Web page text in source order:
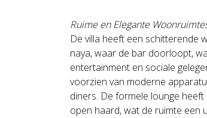
Ruime en Elegante
De villa heeft een schitterende
naya, waar de bar doorloopt,
entertainment en sociale
voorzien van moderne
diners. De formele lounge
open haard, wat de ruimte een